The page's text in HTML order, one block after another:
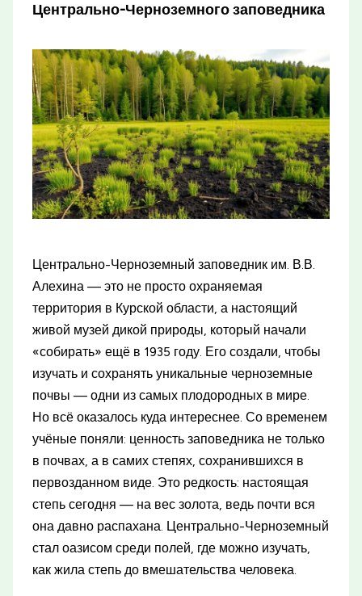
Центрально-Черноземного заповедника
Центрально-Черноземный заповедник им. В.В.
Алехина — это не просто охраняемая
территория в Курской области, а настоящий
живой музей дикой природы, который начали
«собирать» ещё в 1935 году. Его создали, чтобы
изучать и сохранять уникальные черноземные
почвы — одни из самых плодородных в мире.
Но всё оказалось куда интереснее. Со временем
учёные поняли: ценность заповедника не только
в почвах, а в самих степях, сохранившихся в
первозданном виде. Это редкость: настоящая
степь сегодня — на вес золота, ведь почти вся
она давно распахана. Центрально-Черноземный
стал оазисом среди полей, где можно изучать,
как жила степь до вмешательства человека.